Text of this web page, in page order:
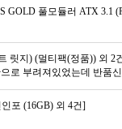
GOLD 풀모듈러 ATX 3.1
릿지) (멀티팩(정품)) 외 2
로 부려져있었는데 반품
포 (16GB) 외 4건]